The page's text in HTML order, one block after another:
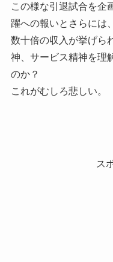
この様な引退試合を企
躍への報いとさらには
数十倍の収入が挙げら
神、サービス精神を理
のか？
これがむしろ悲しい。
ス